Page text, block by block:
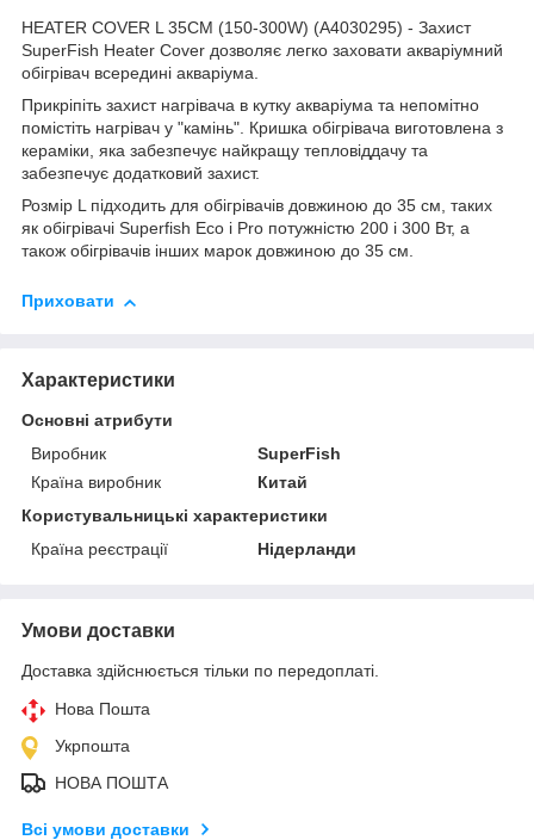
HEATER COVER L 35CM (150-300W) (A4030295) - Захист
SuperFish Heater Cover дозволяє легко заховати акваріумний
обігрівач всередині акваріума.
Прикріпіть захист нагрівача в кутку акваріума та непомітно
помістіть нагрівач у "камінь". Кришка обігрівача виготовлена з
кераміки, яка забезпечує найкращу тепловіддачу та
забезпечує додатковий захист.
Розмір L підходить для обігрівачів довжиною до 35 см, таких
як обігрівачі Superfish Eco і Pro потужністю 200 і 300 Вт, а
також обігрівачів інших марок довжиною до 35 см.
Приховати
Характеристики
Основні атрибути
Виробник
SuperFish
Країна виробник
Китай
Користувальницькі характеристики
Країна реєстрації
Нідерланди
Умови доставки
Доставка здійснюється тільки по передоплаті.
Нова Пошта
Укрпошта
НОВА ПОШТА
Всі умови доставки